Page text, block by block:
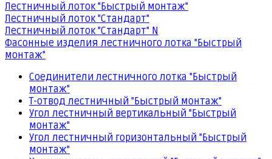
Лестничный лоток "Быстрый монтаж"
Лестничный лоток "Стандарт"
Лестничный лоток "Стандарт" N
Фасонные изделия лестничного лотка "Быстрый
монтаж"
Соединители лестничного лотка "Быстрый
монтаж"
Т-отвод лестничный "Быстрый монтаж"
Угол лестничный вертикальный "Быстрый
монтаж"
Угол лестничный горизонтальный "Быстрый
монтаж"